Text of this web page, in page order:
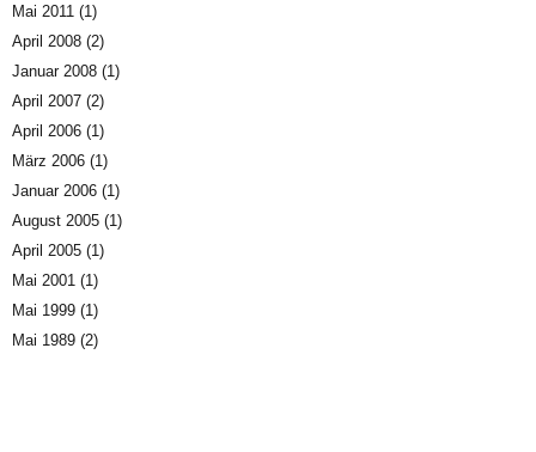
Mai 2011 (1)
April 2008 (2)
Januar 2008 (1)
April 2007 (2)
April 2006 (1)
März 2006 (1)
Januar 2006 (1)
August 2005 (1)
April 2005 (1)
Mai 2001 (1)
Mai 1999 (1)
Mai 1989 (2)